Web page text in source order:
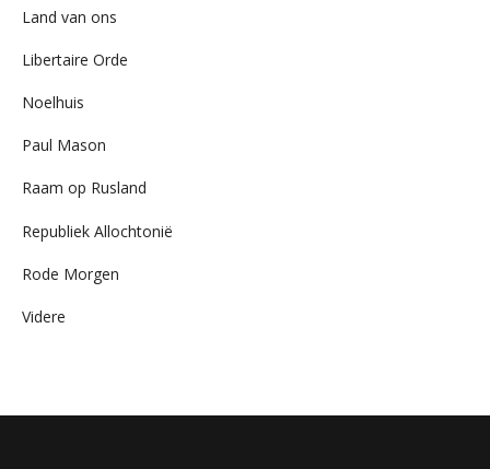
Land van ons
Libertaire Orde
Noelhuis
Paul Mason
Raam op Rusland
Republiek Allochtonië
Rode Morgen
Videre